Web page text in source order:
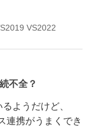
VS2022
不全？
ようだけど、
連携がうまくでき